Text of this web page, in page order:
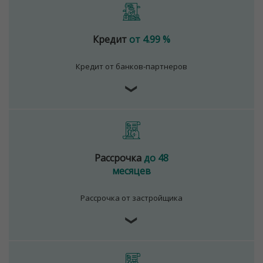
Кредит от 4.99 %
Кредит от банков-партнеров
❯
Рассрочкадо 48
месяцев
Рассрочка от застройщика
❯